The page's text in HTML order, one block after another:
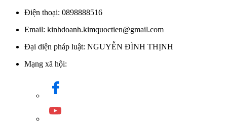
Điện thoại: 0898888516
Email: kinhdoanh.kimquoctien@gmail.com
Đại diện pháp luật: NGUYỄN ĐÌNH THỊNH
Mạng xã hội: